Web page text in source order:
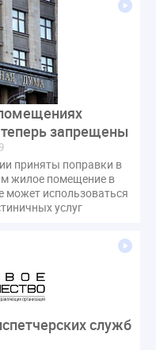
запрещены
приняты поправки в
жилое помещение в
может использоваться
услуг
служб